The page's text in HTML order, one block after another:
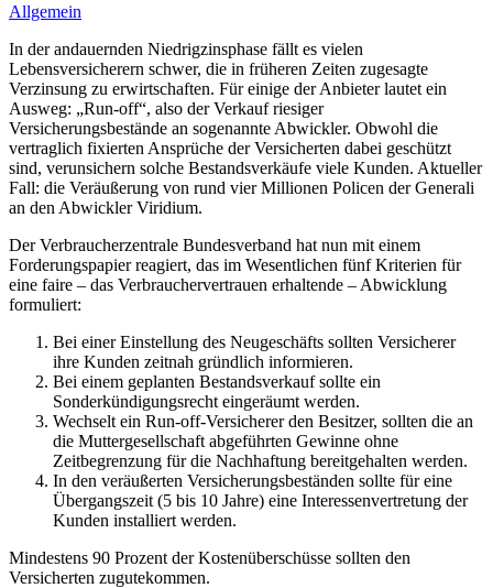
Allgemein
In der andauernden Niedrigzinsphase fällt es vielen
Lebensversicherern schwer, die in früheren Zeiten zugesagte
Verzinsung zu erwirtschaften. Für einige der Anbieter lautet ein
Ausweg: „Run-off“, also der Verkauf riesiger
Versicherungsbestände an sogenannte Abwickler. Obwohl die
vertraglich fixierten Ansprüche der Versicherten dabei geschützt
sind, verunsichern solche Bestandsverkäufe viele Kunden. Aktueller
Fall: die Veräußerung von rund vier Millionen Policen der Generali
an den Abwickler Viridium.
Der Verbraucherzentrale Bundesverband hat nun mit einem
Forderungspapier reagiert, das im Wesentlichen fünf Kriterien für
eine faire – das Verbrauchervertrauen erhaltende – Abwicklung
formuliert:
Bei einer Einstellung des Neugeschäfts sollten Versicherer
ihre Kunden zeitnah gründlich informieren.
Bei einem geplanten Bestandsverkauf sollte ein
Sonderkündigungsrecht eingeräumt werden.
Wechselt ein Run-off-Versicherer den Besitzer, sollten die an
die Muttergesellschaft abgeführten Gewinne ohne
Zeitbegrenzung für die Nachhaftung bereitgehalten werden.
In den veräußerten Versicherungsbeständen sollte für eine
Übergangszeit (5 bis 10 Jahre) eine Interessenvertretung der
Kunden installiert werden.
Mindestens 90 Prozent der Kostenüberschüsse sollten den
Versicherten zugutekommen.